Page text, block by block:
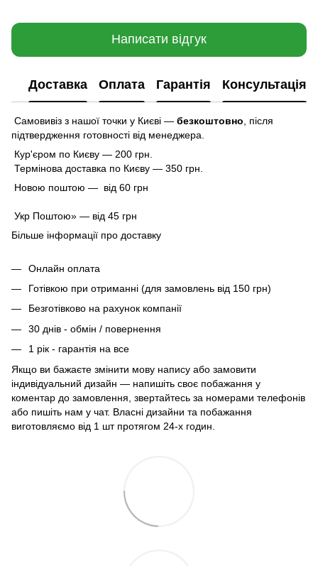
Написати відгук
Доставка Оплата Гарантія Консультація
Самовивіз з нашої точки у Києві — безкоштовно
після
підтвердження готовності від менеджера.
Кур'єром по Києву — 200 грн.
Термінова доставка по Києву — 350 грн.
Новою поштою — від 60 грн
Укр Поштою» — від 45 грн
Більше інформації про доставку
Онлайн оплата
Готівкою при отриманні (для замовлень від 150 грн)
Безготівково на рахунок компанії
30 днів - обмін / повернення
1 рік - гарантія на все
Якщо ви бажаєте змінити мову напису або замовити
індивідуальний дизайн — напишіть своє побажання у
коментар до замовлення, звертайтесь за номерами телефонів
або пишіть нам у чат. Власні дизайни та побажання
виготовляємо від 1 шт протягом 24-х годин.